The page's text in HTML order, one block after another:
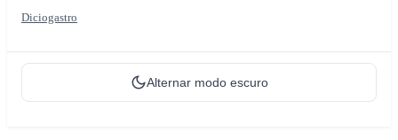
Diciogastro
Alternar modo escuro